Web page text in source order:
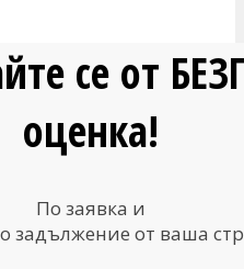
се от
оценка!
По заявка и
задължение от ваша